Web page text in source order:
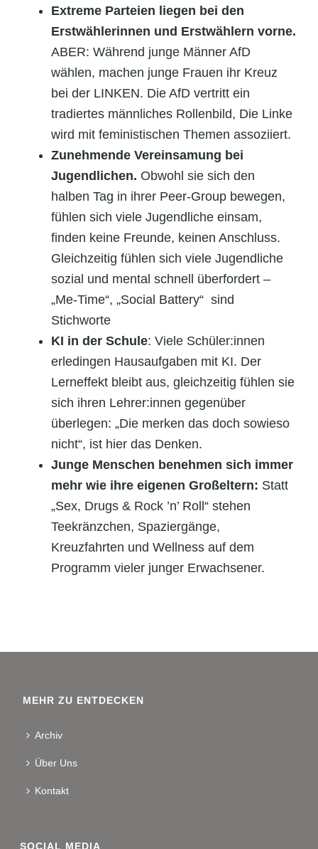
Extreme Parteien liegen bei den
Erstwählerinnen und Erstwählern vorne.
ABER: Während junge Männer AfD
wählen, machen junge Frauen ihr Kreuz
bei der LINKEN. Die AfD vertritt ein
tradiertes männliches Rollenbild, Die Linke
wird mit feministischen Themen assoziiert.
Zunehmende Vereinsamung bei
Jugendlichen. Obwohl sie sich den
halben Tag in ihrer Peer-Group bewegen,
fühlen sich viele Jugendliche einsam,
finden keine Freunde, keinen Anschluss.
Gleichzeitig fühlen sich viele Jugendliche
sozial und mental schnell überfordert –
„Me-Time“, „Social Battery“ sind
Stichworte
KI in der Schule: Viele Schüler:innen
erledingen Hausaufgaben mit KI. Der
Lerneffekt bleibt aus, gleichzeitig fühlen sie
sich ihren Lehrer:innen gegenüber
überlegen: „Die merken das doch sowieso
nicht“, ist hier das Denken.
Junge Menschen benehmen sich immer
mehr wie ihre eigenen Großeltern: Statt
„Sex, Drugs & Rock ’n’ Roll“ stehen
Teekränzchen, Spaziergänge,
Kreuzfahrten und Wellness auf dem
Programm vieler junger Erwachsener.
MEHR ZU ENTDECKEN
Archiv
Über Uns
Kontakt
SOCIAL MEDIA